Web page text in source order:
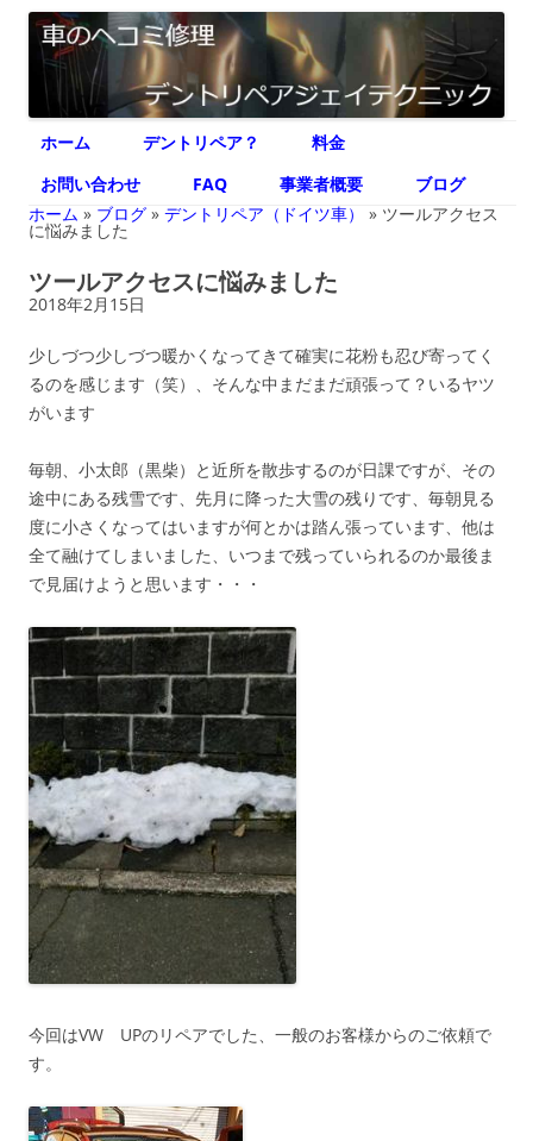
デントリペア ジェイテクニック
車のヘコミ修理専門 神奈川県横浜市 デントリペア ジェイテクニック
ン
ツ
へ
ス
プ
ホーム デントリペア？
料金
お問い合わせ
FAQ 事業者概要
ブログ
ホーム » ブログ » デントリペア（ドイツ車） » ツールアクセス
に悩みました
ツールアクセスに悩みました
2018年2月15日
少しづつ少しづつ暖かくなってきて確実に花粉も忍び寄ってく
るのを感じます（笑）、そんな中まだまだ頑張って？いるヤツ
がいます
毎朝、小太郎（黒柴）と近所を散歩するのが日課ですが、その
途中にある残雪です、先月に降った大雪の残りです、毎朝見る
度に小さくなってはいますが何とかは踏ん張っています、他は
全て融けてしまいました、いつまで残っていられるのか最後ま
で見届けようと思います・・・
今回はVW UPのリペアでした、一般のお客様からのご依頼で
す。